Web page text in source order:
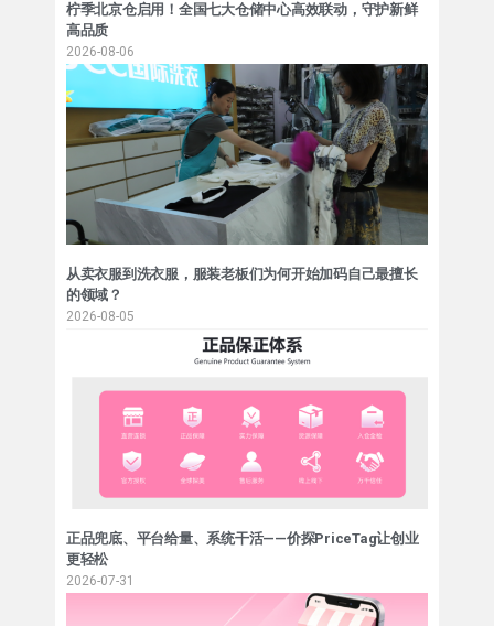
柠季北京仓启用！全国七大仓储中心高效联动，守护新鲜
高品质
2026-08-06
从卖衣服到洗衣服，服装老板们为何开始加码自己最擅长
的领域？
2026-08-05
正品兜底、平台给量、系统干活——价探PriceTag让创业
更轻松
2026-07-31